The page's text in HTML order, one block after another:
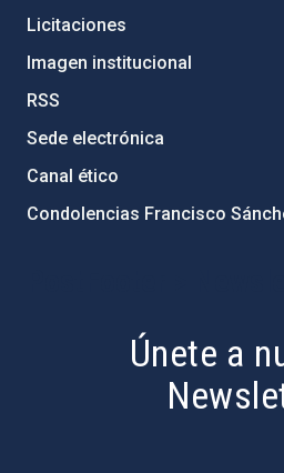
Licitaciones
Imagen institucional
RSS
Sede electrónica
Canal ético
Condolencias Francisco
Únete a